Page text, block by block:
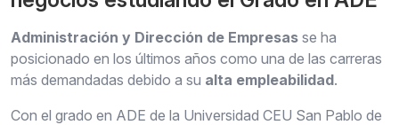
Administración y Dirección de Empresas se ha
posicionado en los últimos años como una de las carreras
más demandadas debido a su alta empleabilidad.
Con el grado en ADE de la Universidad CEU San Pablo de